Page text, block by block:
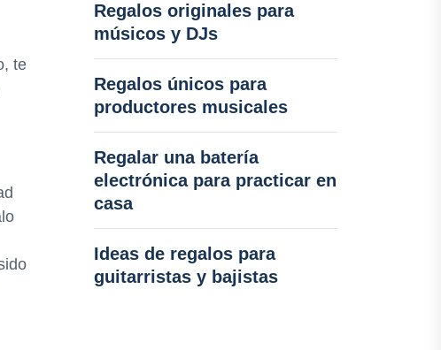
te
Regalos originales para
músicos y DJs
Regalos únicos para
productores musicales
Regalar una batería
electrónica para practicar en
casa
Ideas de regalos para
guitarristas y bajistas